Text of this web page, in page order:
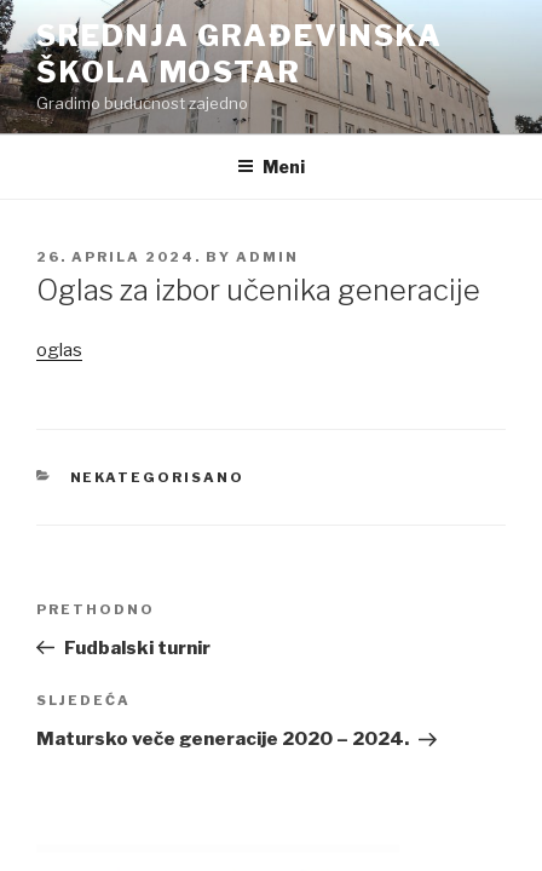
Preskoči
na
sadržaj
SREDNJA GRAĐEVINSKA
ŠKOLA MOSTAR
Gradimo budućnost zajedno
Meni
POSTED
ON
26. APRILA 2024. BY ADMIN
Oglas za izbor učenika generacije
oglas
CATEGORIES
NEKATEGORISANO
Previous
Post
PRETHODNO
Fudbalski turnir
Next
Post
SLJEDEĆA
Matursko veče generacije 2020 – 2024.